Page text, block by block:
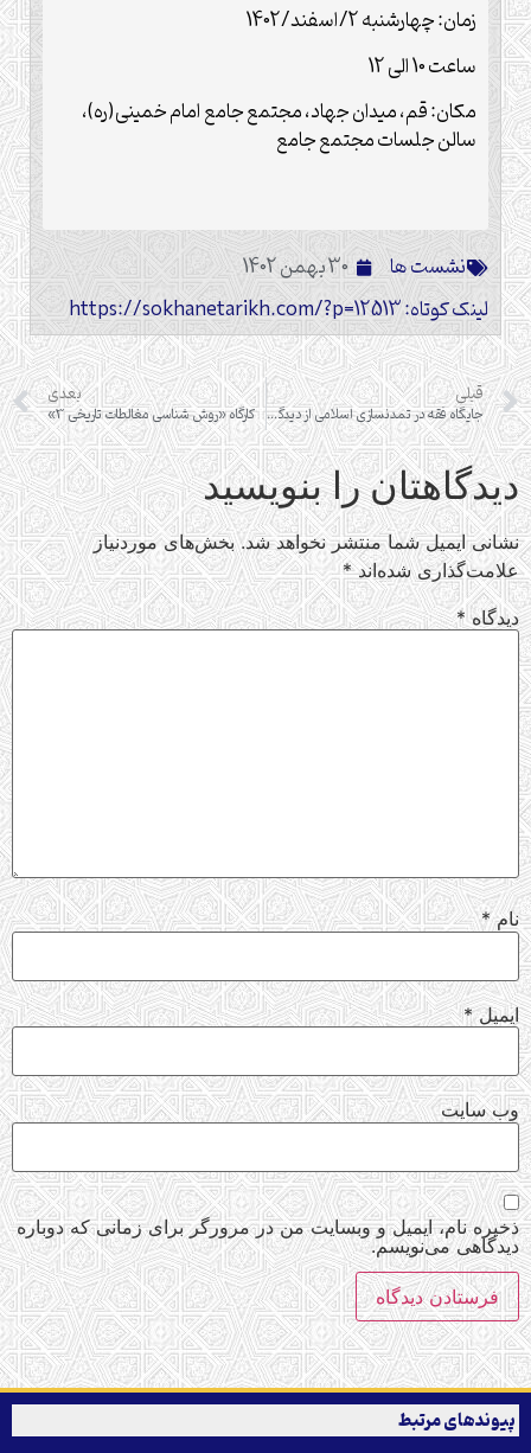
زمان: چهارشنبه 2/اسفند/1402
ساعت 10 الی 12
مکان: قم، میدان جهاد، مجتمع جامع امام خمینی(ره)،
سالن جلسات مجتمع جامع
نشست ها
30 بهمن 1402
لینک کوتاه: https://sokhanetarikh.com/?p=12513
قبلی
جایگاه فقه در تمدن‎سازی اسلامی از دیدگاه امام خمینی (ره)
بعدی
کارگاه «روش شناسی مغالطات تاریخی 3»
دیدگاهتان را بنویسید
نشانی ایمیل شما منتشر نخواهد شد. بخش‌های موردنیاز
علامت‌گذاری شده‌اند*
دیدگاه*
نام*
ایمیل*
وب‌ سایت
ذخیره نام، ایمیل و وبسایت من در مرورگر برای زمانی که دوباره
دیدگاهی می‌نویسم.
پیوندهای مرتبط